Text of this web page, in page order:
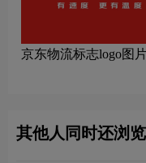
京东物流标志logo图
其他人同时还浏